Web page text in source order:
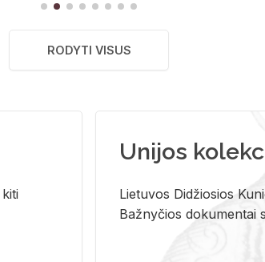
RODYTI VISUS
Unijos
Lietuvos Didžiosios
Bažnyčios dokumentai